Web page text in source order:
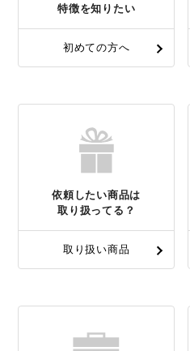
特徴を知りたい
初めての方へ
依頼したい商品は
取り扱ってる？
取り扱い商品